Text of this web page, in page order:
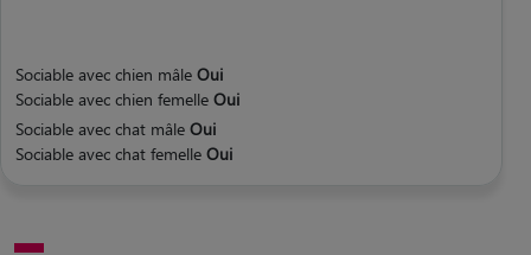
Sociable avec chien mâle Oui
Sociable avec chien femelle Oui
Sociable avec chat mâle Oui
Sociable avec chat femelle Oui